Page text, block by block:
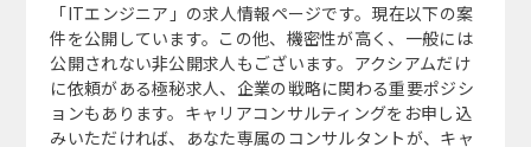
代表メ
“展”職
コンサルタントの紹介 転職活
おわり
ステージ別アドバイス
MBAの転職事例
主な10
キーワ
職務経歴書の書き方
日本語履歴書テンプレート
よくある面接Q&A集
転職市場の明日をよめ
コンサルティングの現場から
転職成功への4つの鍵
キャリアデザインセミナー
海外セミナー
キャリアフォーラム
主なクライアント
アクセス
採用情報
「ITエンジニア」の求人情報ページです。現在以下の案
件を公開しています。この他、機密性が高く、一般には
公開されない非公開求人もございます。アクシアムだけ
に依頼がある極秘求人、企業の戦略に関わる重要ポジシ
ョンもあります。キャリアコンサルティングをお申し込
みいただければ、あなた専属のコンサルタントが、キャ